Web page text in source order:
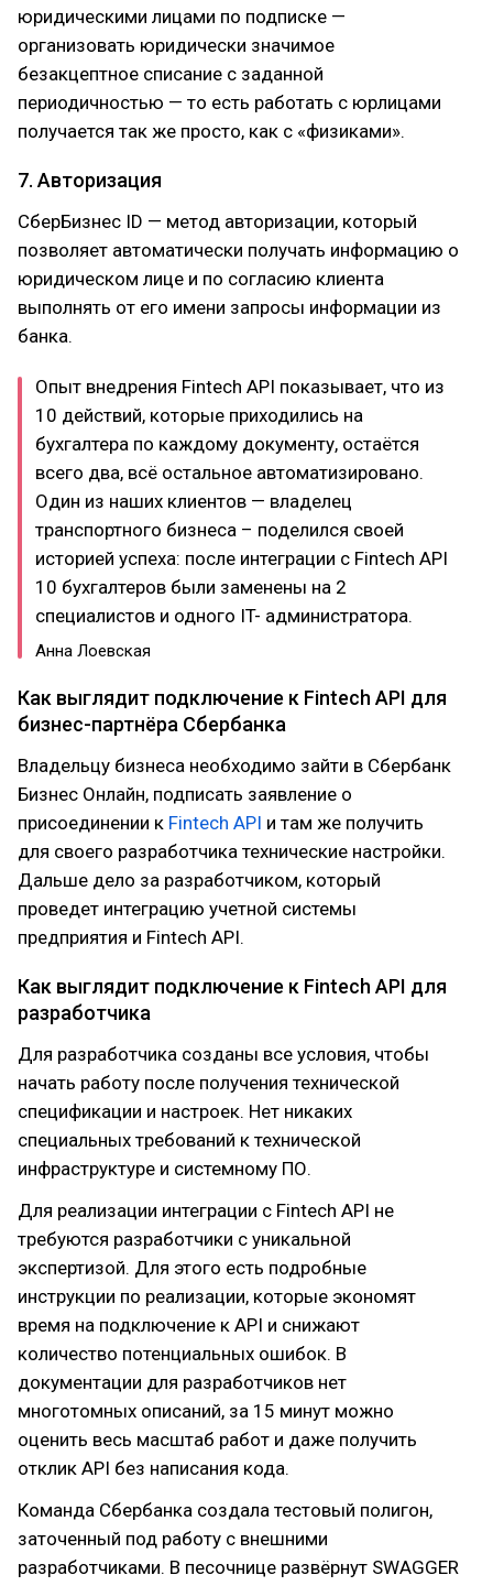
юридическими лицами по подписке —
организовать юридически значимое
безакцептное списание с заданной
периодичностью — то есть работать с юрлицами
получается так же просто, как с «физиками».
7. Авторизация
СберБизнес ID — метод авторизации, который
позволяет автоматически получать информацию о
юридическом лице и по согласию клиента
выполнять от его имени запросы информации из
банка.
Опыт внедрения Fintech API показывает, что из
10 действий, которые приходились на
бухгалтера по каждому документу, остаётся
всего два, всё остальное автоматизировано.
Один из наших клиентов — владелец
транспортного бизнеса – поделился своей
историей успеха: после интеграции с Fintech API
10 бухгалтеров были заменены на 2
специалистов и одного IT- администратора.
Анна Лоевская
Как выглядит подключение к Fintech API для
бизнес-партнёра Сбербанка
Владельцу бизнеса необходимо зайти в Сбербанк
Бизнес Онлайн, подписать заявление о
присоединении к Fintech API и там же получить
для своего разработчика технические настройки.
Дальше дело за разработчиком, который
проведет интеграцию учетной системы
предприятия и Fintech API.
Как выглядит подключение к Fintech API для
разработчика
Для разработчика созданы все условия, чтобы
начать работу после получения технической
спецификации и настроек. Нет никаких
специальных требований к технической
инфраструктуре и системному ПО.
Для реализации интеграции с Fintech API не
требуются разработчики с уникальной
экспертизой. Для этого есть подробные
инструкции по реализации, которые экономят
время на подключение к API и снижают
количество потенциальных ошибок. В
документации для разработчиков нет
многотомных описаний, за 15 минут можно
оценить весь масштаб работ и даже получить
отклик API без написания кода.
Команда Сбербанка создала тестовый полигон,
заточенный под работу с внешними
разработчиками. В песочнице развёрнут SWAGGER